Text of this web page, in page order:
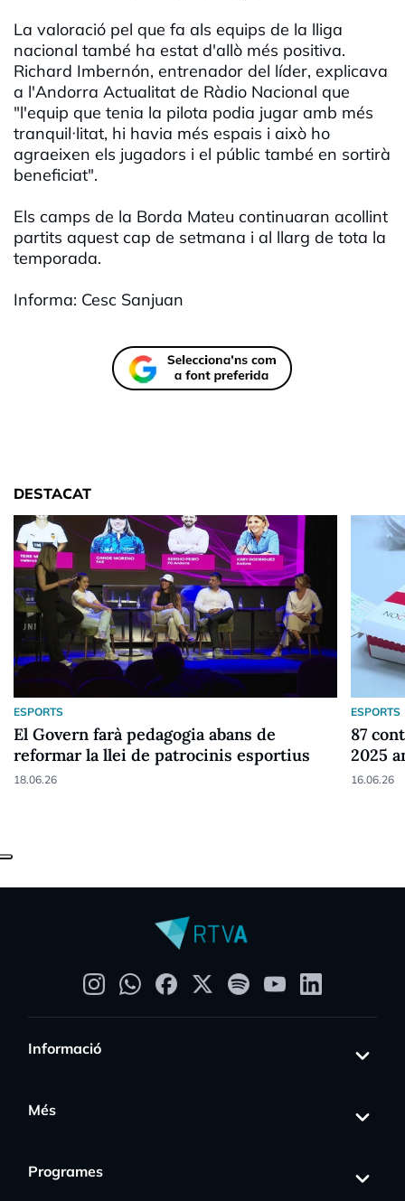
La valoració pel que fa als equips de la lliga
nacional també ha estat d'allò més positiva.
Richard Imbernón, entrenador del líder, explicava
a l'Andorra Actualitat de Ràdio Nacional que
"l'equip que tenia la pilota podia jugar amb més
tranquil·litat, hi havia més espais i això ho
agraeixen els jugadors i el públic també en sortirà
beneficiat".
Els camps de la Borda Mateu continuaran acollint
partits aquest cap de setmana i al llarg de tota la
temporada.
Informa: Cesc Sanjuan
DESTACAT
ESPORTS
El Govern farà pedagogia abans de
reformar la llei de patrocinis esportius
18.06.26
ESPORTS
87
2025
16.06.26
Informació
Més
Programes